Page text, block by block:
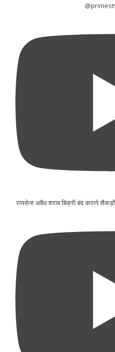
रायसेन! अवैध शराब बिक्री बंद कराने सैकड़ों